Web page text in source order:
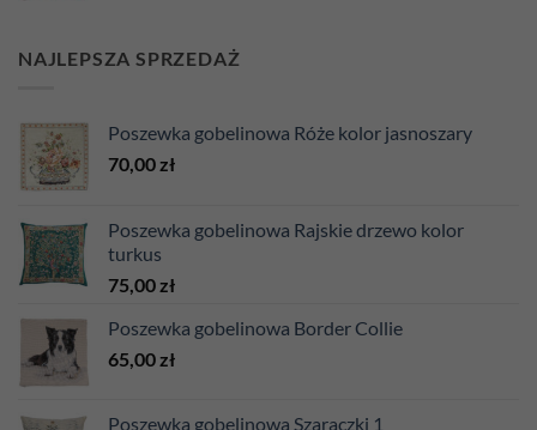
NAJLEPSZA SPRZEDAŻ
Poszewka gobelinowa Róże kolor jasnoszary
70,00 zł
Poszewka gobelinowa Rajskie drzewo kolor
turkus
75,00 zł
Poszewka gobelinowa Border Collie
65,00 zł
Poszewka gobelinowa Szaraczki 1